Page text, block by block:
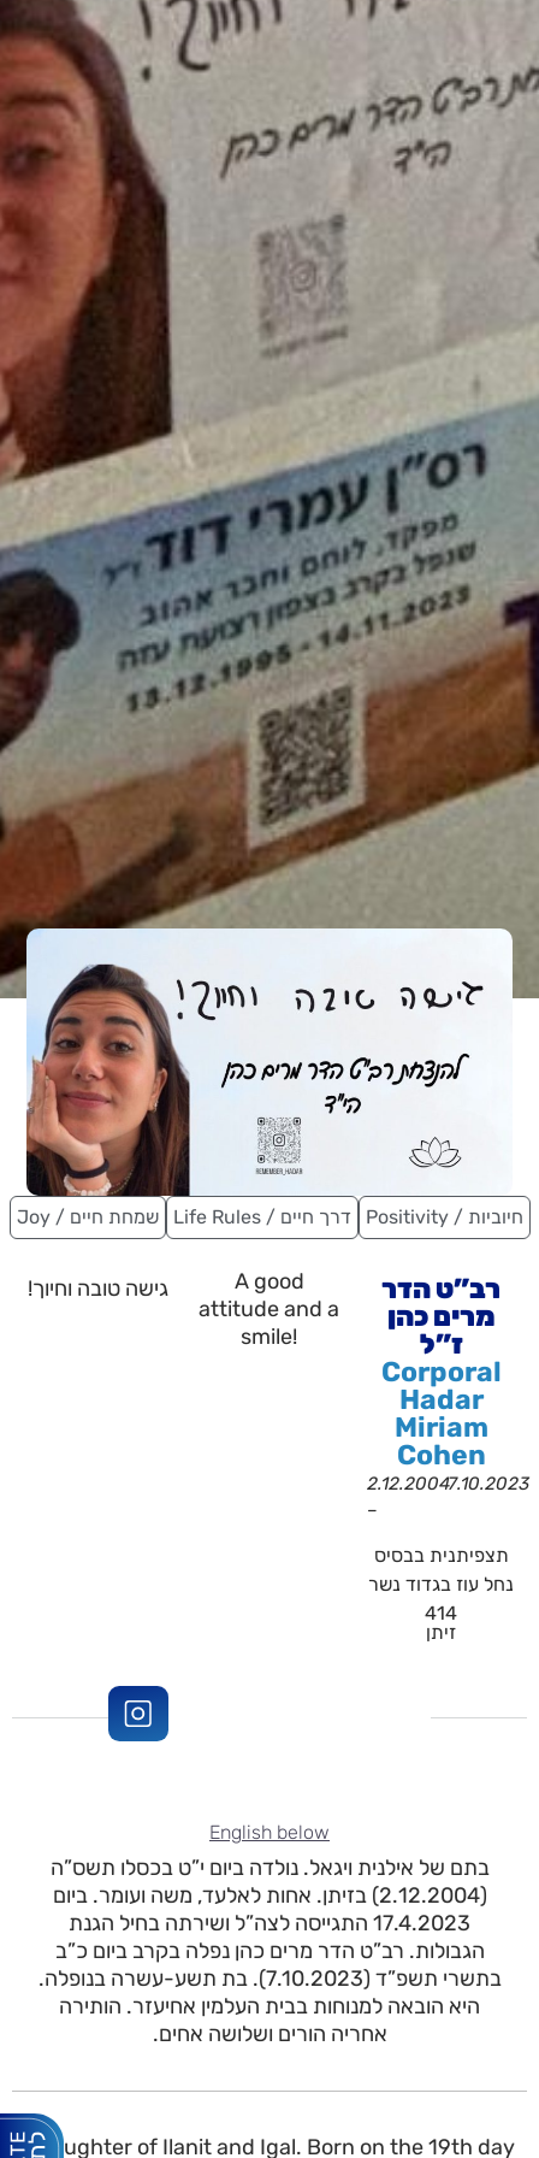
Joy / שמחת חיים Life Rules / דרך חיים Positivity / חיוביות
A good
attitude and a
smile!
רב”ט הדר
מרים כהן
ז”ל
Corporal
Hadar
Miriam
Cohen
2.12.2004
–
7.10.2023
תצפיתנית בבסיס
נחל עוז בגדוד נשר
414
זיתן
גישה טובה וחיוך!
Daughter of Ilanit and Igal. Born on the 19th day
English below
בתם של אילנית ויגאל. נולדה ביום י”ט בכסלו תשס”ה
(2.12.2004) בזיתן. אחות לאלעד, משה ועומר. ביום
17.4.2023 התגייסה לצה”ל ושירתה בחיל הגנת
הגבולות. רב”ט הדר מרים כהן נפלה בקרב ביום כ”ב
בתשרי תשפ”ד (7.10.2023). בת תשע-עשרה בנופלה.
היא הובאה למנוחות בבית העלמין אחיעזר. הותירה
אחריה הורים ושלושה אחים.